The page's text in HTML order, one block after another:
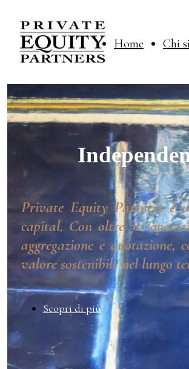
Home Chi
Private Equity Partners è
capital. Con oltre 70
aggregazione e
valore sostenibile nel lungo
Scopri di più